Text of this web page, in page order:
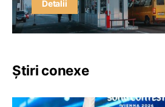
Detalii
Știri conexe